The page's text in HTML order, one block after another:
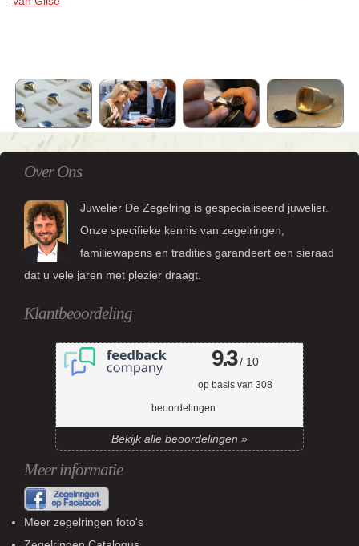
Over Ons
Juwelier De Zegelring is gespecialiseerd juwelier.
Onze specifieke kennis van zegelringen,
familiewapens en tradities garandeert een sieraad
dat u vele jaren met plezier draagt.
Klantbeoordeling
9.3/ 10
op basis van 308
beoordelingen
Bekijk alle beoordelingen »
Meer informatie
Meer zegelringen foto's